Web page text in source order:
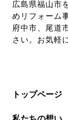
広島県福山市
めリフォーム
府中市、尾道
さい。お気軽
トップページ